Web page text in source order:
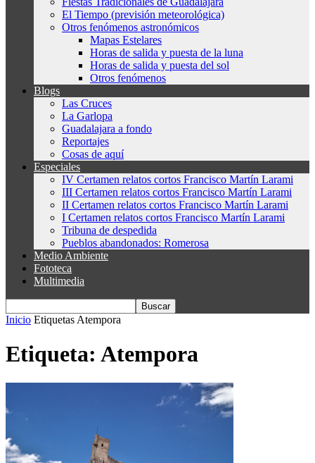
El Tiempo (previsión meteorológica)
Otros fenómenos astronómicos
Mapas Estelares
Horas de salida y puesta de la luna
Horas de salida y puesta del sol
Otros fenómenos
Blogs
Las Cruces
La Garlopa
Guadalajara a fondo
Reportajes
Cosas de aquí
Especiales
IV Certamen relatos cortos Francisco Martín Larami
III Certamen relatos cortos Francisco Martín Larami
II Certamen relatos cortos Francisco Martín Larami
I Certamen relatos cortos Francisco Martín Larami
Tribuna de despedida
Pueblos abandonados: Romerosa
Medio Ambiente
Fototeca
Multimedia
Inicio Etiquetas Atempora
Etiqueta: Atempora